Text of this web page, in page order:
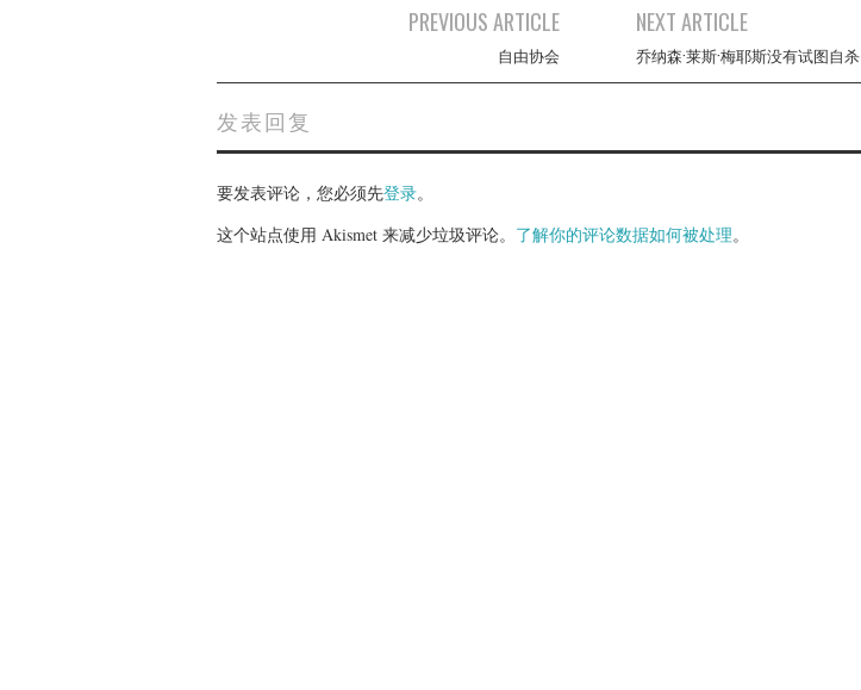
PREVIOUS ARTICLE
自由协会
NEXT ARTICLE
乔纳森·莱斯·梅耶斯没有试图自杀
发表回复
要发表评论，您必须先登录。
这个站点使用 Akismet 来减少垃圾评论。 了解你的评论数据如何被处理。